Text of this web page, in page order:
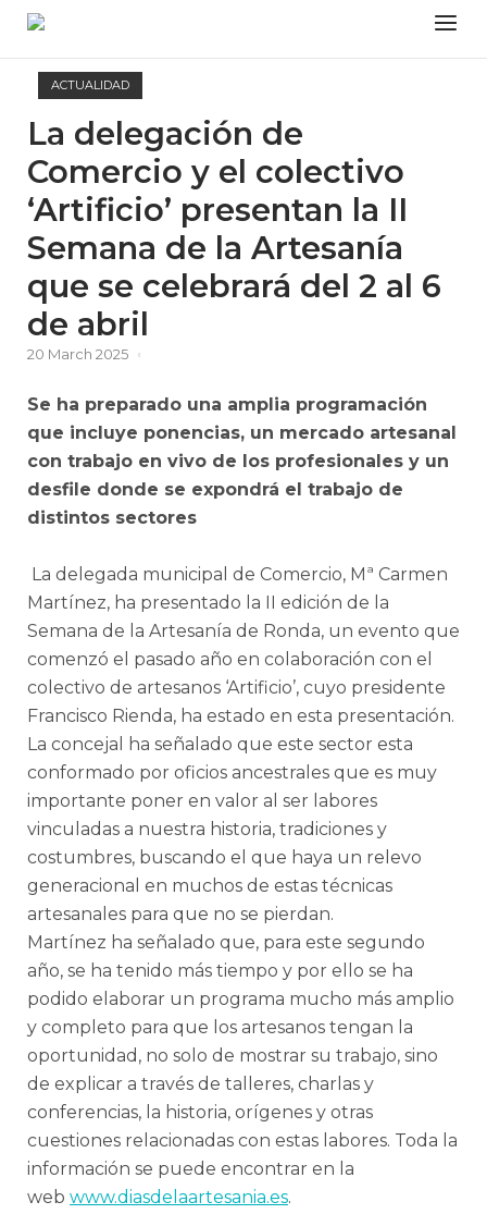
Skip
content
Menu
ACTUALIDAD
La delegación de
Comercio y el colectivo
‘Artificio’ presentan la II
Semana de la Artesanía
que se celebrará del 2 al 6
de abril
20 March 2025
Se ha preparado una amplia programación
que incluye ponencias, un mercado artesanal
con trabajo en vivo de los profesionales y un
desfile donde se expondrá el trabajo de
distintos sectores
La delegada municipal de Comercio, Mª Carmen
Martínez, ha presentado la II edición de la
Semana de la Artesanía de Ronda, un evento que
comenzó el pasado año en colaboración con el
colectivo de artesanos ‘Artificio’, cuyo presidente
Francisco Rienda, ha estado en esta presentación.
La concejal ha señalado que este sector esta
conformado por oficios ancestrales que es muy
importante poner en valor al ser labores
vinculadas a nuestra historia, tradiciones y
costumbres, buscando el que haya un relevo
generacional en muchos de estas técnicas
artesanales para que no se pierdan.
Martínez ha señalado que, para este segundo
año, se ha tenido más tiempo y por ello se ha
podido elaborar un programa mucho más amplio
y completo para que los artesanos tengan la
oportunidad, no solo de mostrar su trabajo, sino
de explicar a través de talleres, charlas y
conferencias, la historia, orígenes y otras
cuestiones relacionadas con estas labores. Toda la
información se puede encontrar en la
web www.diasdelaartesania.es.